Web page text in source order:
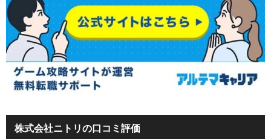
株式会社ニトリの口コミ評価